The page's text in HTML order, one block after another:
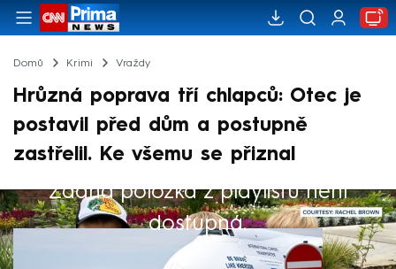
Domů Krimi Vraždy
Hrůzná poprava tří chlapců: Otec je
postavil před dům a postupně
zastřelil. Ke všemu se přiznal
Žádná položka z playlistu není
dostupná.
Výběr redakce